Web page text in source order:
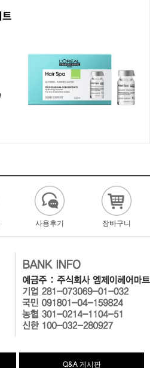
사용후기 장바구니
Q&A 게시판